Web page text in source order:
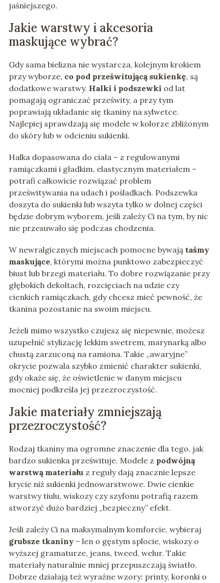
jaśniejszego.
Jakie warstwy i akcesoria
maskujące wybrać?
Gdy sama bielizna nie wystarcza, kolejnym krokiem
przy wyborze, co pod prześwitującą sukienkę, są
dodatkowe warstwy. Halki i podszewki od lat
pomagają ograniczać prześwity, a przy tym
poprawiają układanie się tkaniny na sylwetce.
Najlepiej sprawdzają się modele w kolorze zbliżonym
do skóry lub w odcieniu sukienki.
Halka dopasowana do ciała – z regulowanymi
ramiączkami i gładkim, elastycznym materiałem –
potrafi całkowicie rozwiązać problem
prześwitywania na udach i pośladkach. Podszewka
doszyta do sukienki lub wszyta tylko w dolnej części
będzie dobrym wyborem, jeśli zależy Ci na tym, by nic
nie przesuwało się podczas chodzenia.
W newralgicznych miejscach pomocne bywają taśmy
maskujące, którymi można punktowo zabezpieczyć
biust lub brzegi materiału. To dobre rozwiązanie przy
głębokich dekoltach, rozcięciach na udzie czy
cienkich ramiączkach, gdy chcesz mieć pewność, że
tkanina pozostanie na swoim miejscu.
Jeżeli mimo wszystko czujesz się niepewnie, możesz
uzupełnić stylizację lekkim swetrem, marynarką albo
chustą zarzuconą na ramiona. Takie „awaryjne”
okrycie pozwala szybko zmienić charakter sukienki,
gdy okaże się, że oświetlenie w danym miejscu
mocniej podkreśla jej przezroczystość.
Jakie materiały zmniejszają
przezroczystość?
Rodzaj tkaniny ma ogromne znaczenie dla tego, jak
bardzo sukienka prześwituje. Modele z podwójną
warstwą materiału z reguły dają znacznie lepsze
krycie niż sukienki jednowarstwowe. Dwie cienkie
warstwy tiulu, wiskozy czy szyfonu potrafią razem
stworzyć dużo bardziej „bezpieczny” efekt.
Jeśli zależy Ci na maksymalnym komforcie, wybieraj
grubsze tkaniny– len o gęstym splocie, wiskozy o
wyższej gramaturze, jeans, tweed, welur. Takie
materiały naturalnie mniej przepuszczają światło.
Dobrze działają też wyraźne wzory: printy, koronki o